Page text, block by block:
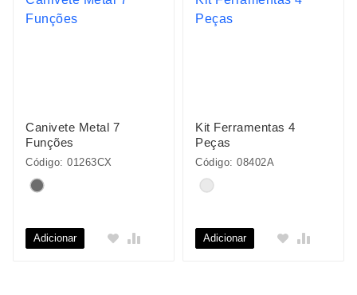
Canivete Metal 7
Funções
Código: 01263CX
Adicionar
Kit Ferramentas 4
Peças
Código: 08402A
Adicionar